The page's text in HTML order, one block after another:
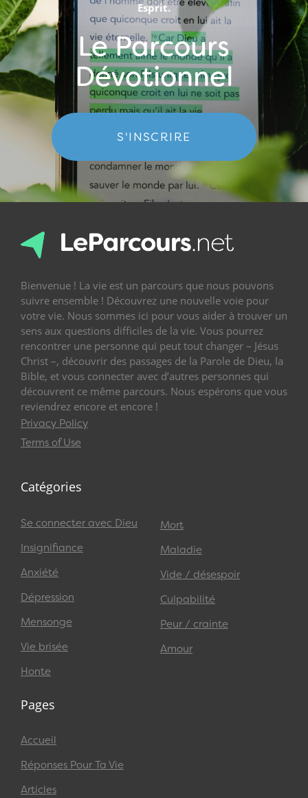
Esprit.
Le Parcours
Dévotionnel
S'INSCRIRE
Bienvenue ! La vie est un parcours que nous pouvons
suivre ensemble ! Découvrez une nouvelle voie pour
votre vie. Nous sommes ici pour vous aider à trouver un
sens aux questions difficiles de la vie. Vous pourrez
rencontrer une personne qui peut tout changer – Jésus
Christ –, découvrir des passages de la Parole de Dieu, la
Bible, et vous connecter avec d’autres personnes qui
découvrent ce même parcours. Nous espérons que vous
reviendrez encore et encore !
Privacy Policy
Terms of Use
Catégories
Se connecter avec Dieu
Insignifiance
Anxiété
Dépression
Mensonge
Vie brisée
Honte
Mort
Maladie
Vide / désespoir
Culpabilité
Peur / crainte
Amour
Pages
Accueil
Réponses Pour Ta Vie
Articles